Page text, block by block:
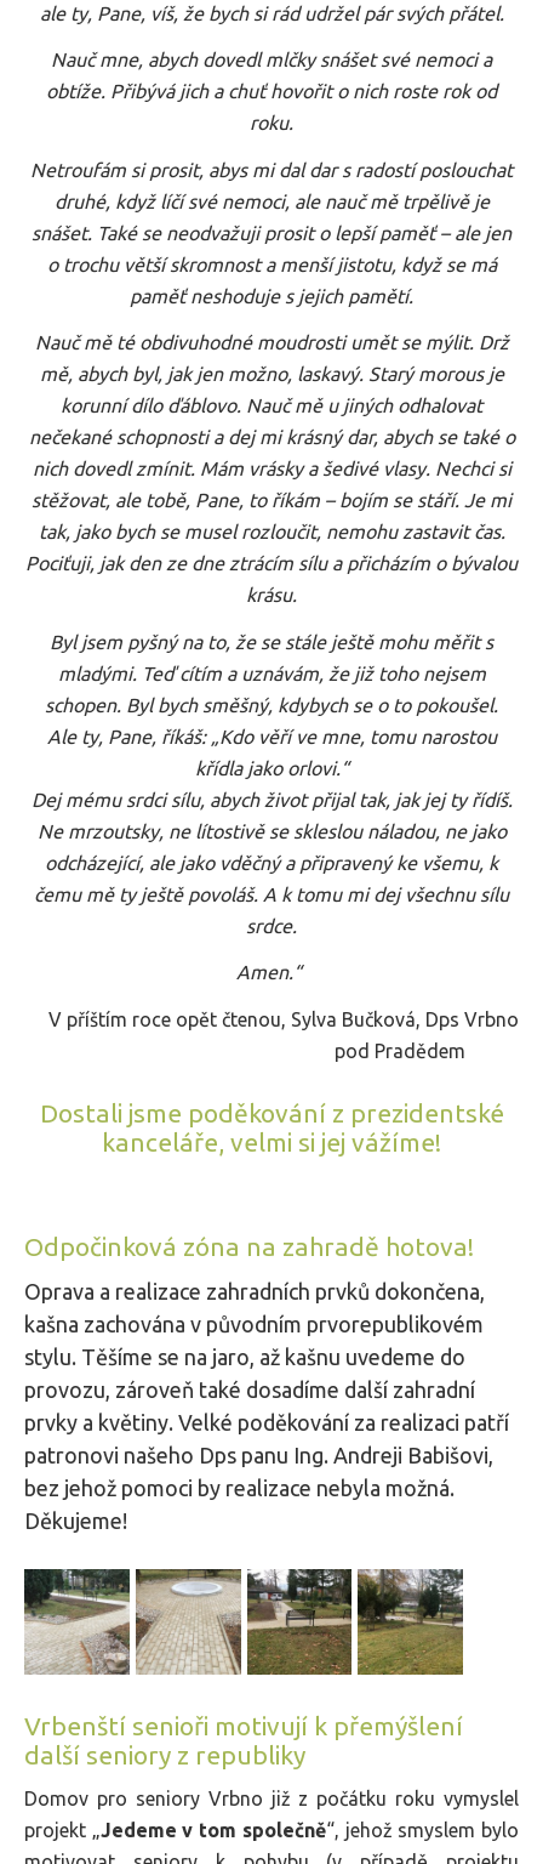
ale ty, Pane, víš, že bych si rád udržel pár svých přátel.
Nauč mne, abych dovedl mlčky snášet své nemoci a
obtíže. Přibývá jich a chuť hovořit o nich roste rok od
roku.
Netroufám si prosit, abys mi dal dar s radostí poslouchat
druhé, když líčí své nemoci, ale nauč mě trpělivě je
snášet. Také se neodvažuji prosit o lepší paměť – ale jen
o trochu větší skromnost a menší jistotu, když se má
paměť neshoduje s jejich pamětí.
Nauč mě té obdivuhodné moudrosti umět se mýlit. Drž
mě, abych byl, jak jen možno, laskavý. Starý morous je
korunní dílo ďáblovo. Nauč mě u jiných odhalovat
nečekané schopnosti a dej mi krásný dar, abych se také o
nich dovedl zmínit. Mám vrásky a šedivé vlasy. Nechci si
stěžovat, ale tobě, Pane, to říkám – bojím se stáří. Je mi
tak, jako bych se musel rozloučit, nemohu zastavit čas.
Pociťuji, jak den ze dne ztrácím sílu a přicházím o bývalou
krásu.
Byl jsem pyšný na to, že se stále ještě mohu měřit s
mladými. Teď cítím a uznávám, že již toho nejsem
schopen. Byl bych směšný, kdybych se o to pokoušel.
Ale ty, Pane, říkáš: „Kdo věří ve mne, tomu narostou
křídla jako orlovi.“
Dej mému srdci sílu, abych život přijal tak, jak jej ty řídíš.
Ne mrzoutsky, ne lítostivě se skleslou náladou, ne jako
odcházející, ale jako vděčný a připravený ke všemu, k
čemu mě ty ještě povoláš. A k tomu mi dej všechnu sílu
srdce.
Amen.“
V příštím roce opět čtenou, Sylva Bučková, Dps Vrbno
pod Pradědem
Dostali jsme poděkování z prezidentské
kanceláře, velmi si jej vážíme!
Odpočinková zóna na zahradě hotova!
Oprava a realizace zahradních prvků dokončena,
kašna zachována v původním prvorepublikovém
stylu. Těšíme se na jaro, až kašnu uvedeme do
provozu, zároveň také dosadíme další zahradní
prvky a květiny. Velké poděkování za realizaci patří
patronovi našeho Dps panu Ing. Andreji Babišovi,
bez jehož pomoci by realizace nebyla možná.
Děkujeme!
Vrbenští senioři motivují k přemýšlení
další seniory z republiky
Domov pro seniory Vrbno již z počátku roku vymyslel
projekt „Jedeme v tom společně“, jehož smyslem bylo